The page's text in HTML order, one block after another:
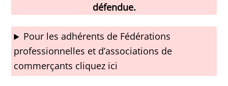
défendue.
Pour les adhérents de Fédérations
professionnelles et d’associations de
commerçants cliquez ici